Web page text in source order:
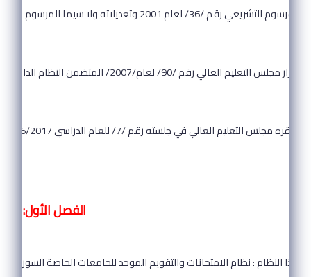
وعلى أحكام قرار مجلس التعليم العالي رقم /90/ لعام/2007/
الفصل الأول: (
النظام : نظام الامتحانات والتقويم الموحد للجامعات الخاصة السورية